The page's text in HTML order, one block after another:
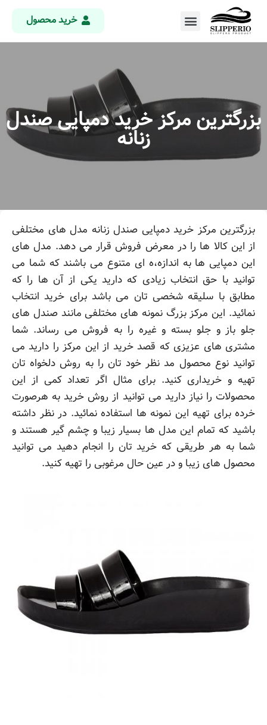
خرید محصول
بزرگترین مرکز خرید دمپایی صندل
زنانه
بزرگترین مرکز خرید دمپایی صندل زنانه مدل های مختلفی
از این کالا ها را در معرض فروش قرار می دهد. مدل های
این دمپایی ها به اندازه،ه ای متنوع می باشند که شما می
توانید با حق انتخاب زیادی که دارید یکی از آن ها را که
مطابق با سلیقه شخصی تان می باشد برای خرید انتخاب
نمائید. این مرکز بزرگ نمونه های مختلفی مانند صندل های
جلو باز و جلو بسته و غیره را به فروش می رساند. شما
مشتری های عزیزی که قصد خرید از این مرکز را دارید می
توانید نوع محصول مد نظر خود تان را به روش دلخواه تان
تهیه و خریداری کنید. برای مثال اگر تعداد کمی از این
محصولات را نیاز دارید می توانید از روش خرید به هرصورت
خرده برای تهیه این نمونه ها استفاده نمائید. در نظر داشته
باشید که تمام این مدل ها بسیار زیبا و چشم گیر هستند و
شما به هر طریقی که خرید تان را انجام دهید می توانید
محصول های زیبا و در عین حال مرغوبی را تهیه کنید.